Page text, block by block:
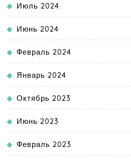
Июль 2024
Июнь 2024
Февраль 2024
Январь 2024
Октябрь 2023
Июнь 2023
Февраль 2023